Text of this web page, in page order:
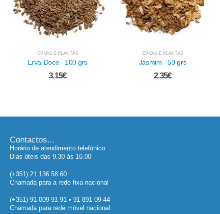
ERVAS E PLANTAS
Jasmim - 50 grs
2.35€
ERVAS E PLANTAS
Lágrimas de Nossa Senhora -
25 grs
Contactos...
Horário de atendimento telefónico
(+351) 21 136 58 60
(+351) 91 009 91 91 • 91 891 09 44